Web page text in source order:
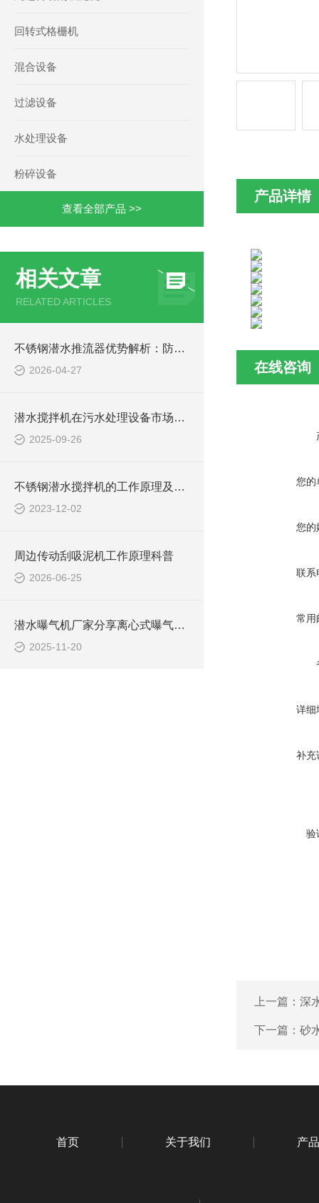
回转式格栅机
混合设备
过滤设备
水处理设备
粉碎设备
查看全部产品 >>
相关文章
RELATED ARTICLES
不锈钢潜水推流器优势解析：防腐耐用污水处理设备
2026-04-27
潜水搅拌机在污水处理设备市场的发展及产品优势
2025-09-26
不锈钢潜水搅拌机的工作原理及作用特点、CAD安装系统结构图
2023-12-02
周边传动刮吸泥机工作原理科普
2026-06-25
潜水曝气机厂家分享离心式曝气机与射流式曝气机如何选型
2025-11-20
产品详情
在线咨询
您的
您的
联系
常用
详细
补充
验
上一篇： 深
下一篇： 砂
首页 关于我们 产